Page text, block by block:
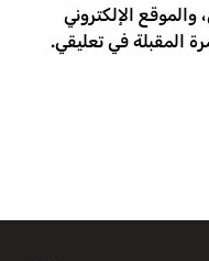
الإلكتروني
المقبلة في تعليقي.